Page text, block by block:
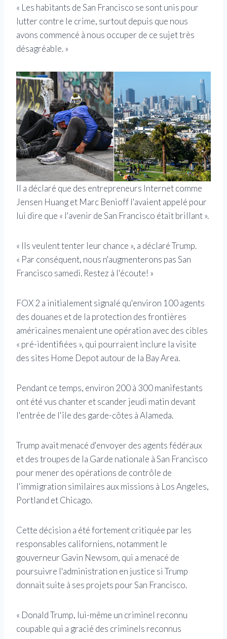
« Les habitants de San Francisco se sont unis pour
lutter contre le crime, surtout depuis que nous
avons commencé à nous occuper de ce sujet très
désagréable. »
Il a déclaré que des entrepreneurs Internet comme
Jensen Huang et Marc Benioff l'avaient appelé pour
lui dire que « l'avenir de San Francisco était brillant ».
« Ils veulent tenter leur chance », a déclaré Trump.
« Par conséquent, nous n'augmenterons pas San
Francisco samedi. Restez à l'écoute! »
FOX 2 a initialement signalé qu'environ 100 agents
des douanes et de la protection des frontières
américaines menaient une opération avec des cibles
« pré-identifiées », qui pourraient inclure la visite
des sites Home Depot autour de la Bay Area.
Pendant ce temps, environ 200 à 300 manifestants
ont été vus chanter et scander jeudi matin devant
l'entrée de l'île des garde-côtes à Alameda.
Trump avait menacé d'envoyer des agents fédéraux
et des troupes de la Garde nationale à San Francisco
pour mener des opérations de contrôle de
l'immigration similaires aux missions à Los Angeles,
Portland et Chicago.
Cette décision a été fortement critiquée par les
responsables californiens, notamment le
gouverneur Gavin Newsom, qui a menacé de
poursuivre l'administration en justice si Trump
donnait suite à ses projets pour San Francisco.
« Donald Trump, lui-même un criminel reconnu
coupable qui a gracié des criminels reconnus